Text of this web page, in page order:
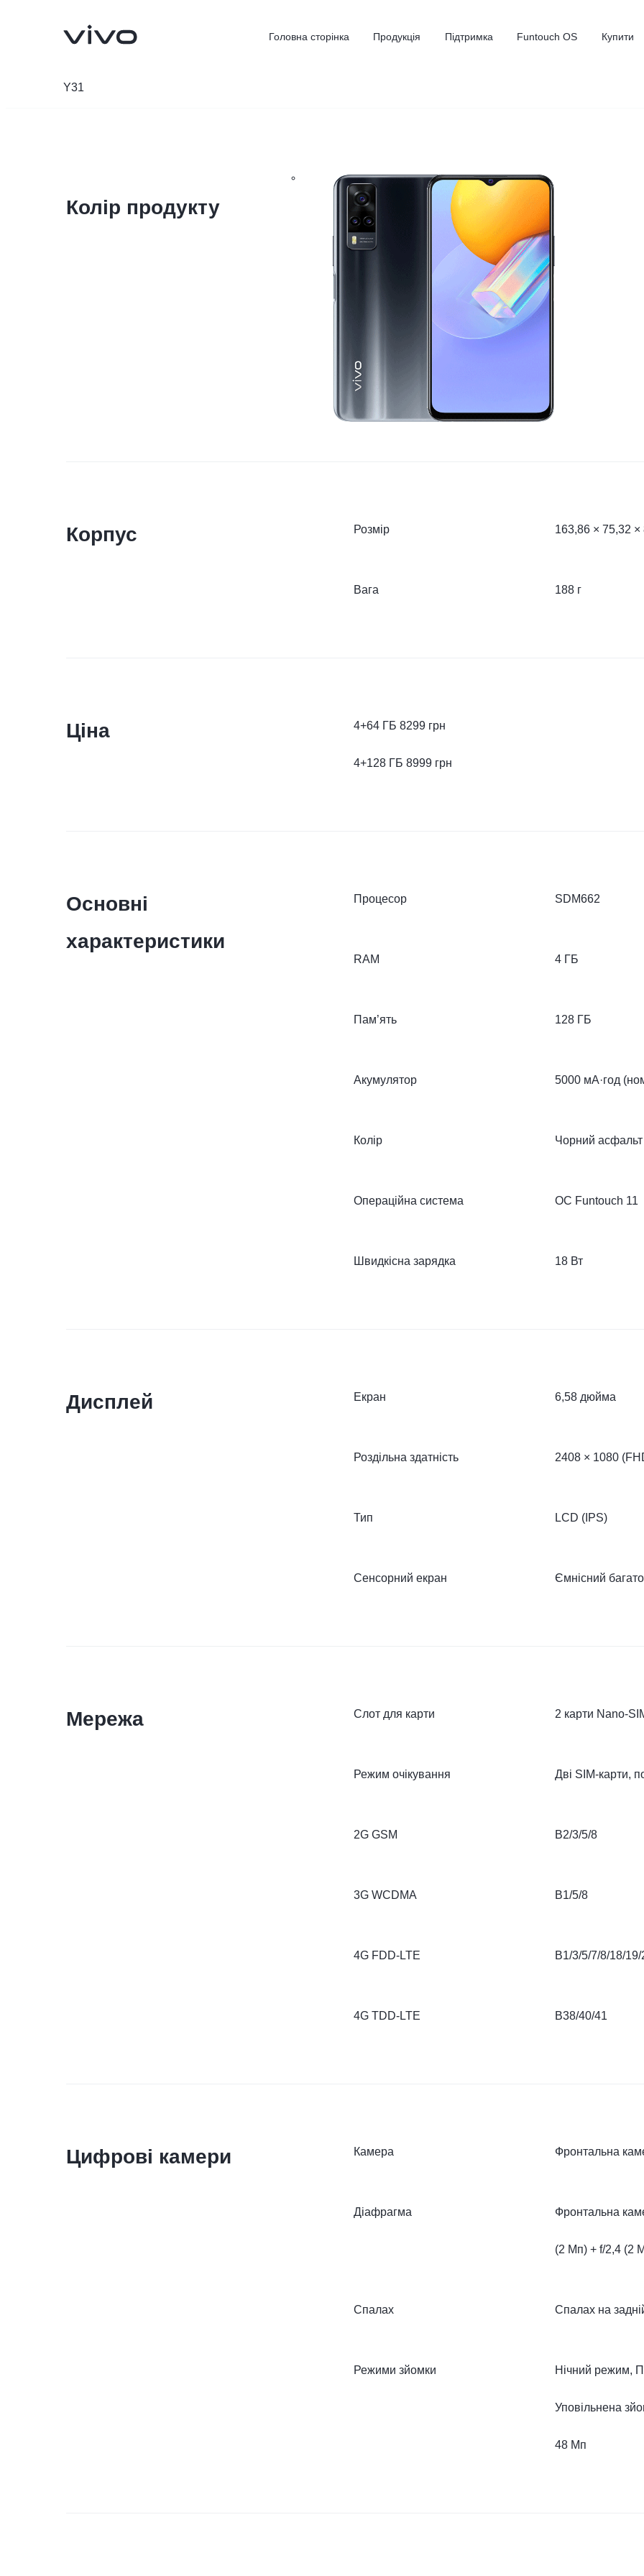
Головна сторінка Продукція Підтримка Funtouch OS Купити
Y36 Y02 новий
Y31
Колір продукту
Корпус Розмір 163,86 × 75,32
Вага 188 г
Ціна 4+64 ГБ 8299 грн
4+128 ГБ 8999 грн
Основні
характеристики
Процесор SDM662
RAM 4 ГБ
Пам’ять 128 ГБ
Акумулятор 5000 мА·год
Колір Чорний асфальт
Операційна система ОС Funtouch 11
Швидкісна зарядка 18 Вт
Дисплей Екран 6,58 дюйма
Роздільна здатність 2408 × 1080
Тип LCD (IPS)
Сенсорний екран Ємнісний
Мережа Слот для карти 2 карти Nano-
Режим очікування Дві SIM-карти,
2G GSM B2/3/5/8
3G WCDMA B1/5/8
4G FDD-LTE B1/3/5/7/8/18/
4G TDD-LTE B38/40/41
Цифрові камери Камера Фронтальна
Діафрагма Фронтальна
(2 Мп) + f/2,4 (2
Спалах Спалах на
Режими зйомки Нічний режим,
Уповільнена
48 Мп